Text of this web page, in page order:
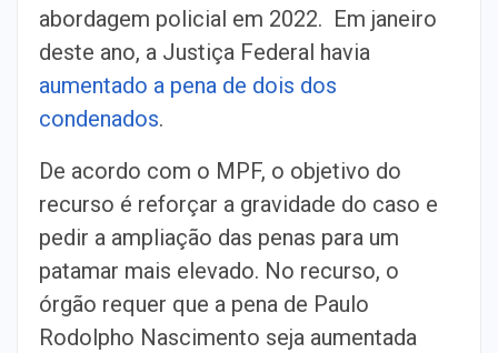
abordagem policial em 2022. Em janeiro
deste ano, a Justiça Federal havia
aumentado a pena de dois dos
condenados.
De acordo com o MPF, o objetivo do
recurso é reforçar a gravidade do caso e
pedir a ampliação das penas para um
patamar mais elevado. No recurso, o
órgão requer que a pena de Paulo
Rodolpho Nascimento seja aumentada